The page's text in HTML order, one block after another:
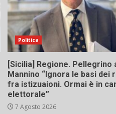
Politica
[Sicilia] Regione. Pellegrino
Mannino “Ignora le basi dei
fra istizuaioni. Ormai è in
elettorale”
7 Agosto 2026